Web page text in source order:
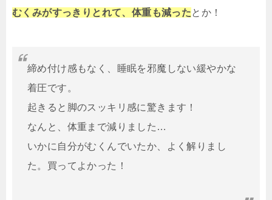
むくみがすっきりとれて、体重も減ったとか！
締め付け感もなく、睡眠を邪魔しない緩やかな
着圧です。
起きると脚のスッキリ感に驚きます！
なんと、体重まで減りました…
いかに自分がむくんでいたか、よく解りまし
た。買ってよかった！